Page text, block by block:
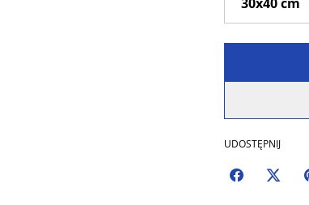
UDOSTĘPNIJ